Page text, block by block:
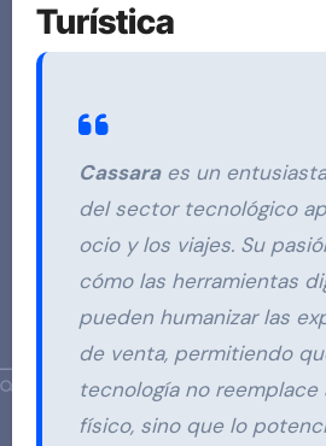
Turística
Cassaraes un
del sector tecnológico
ocio y los viajes. Su
cómo las herramientas
pueden humanizar las
de venta, permitiendo
tecnología no reemplace
físico, sino que lo